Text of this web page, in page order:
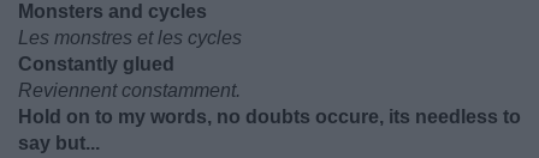
Monsters and cycles
Les monstres et les cycles
Constantly glued
Reviennent constamment.
Hold on to my words, no doubts occure, its needless to
say but...